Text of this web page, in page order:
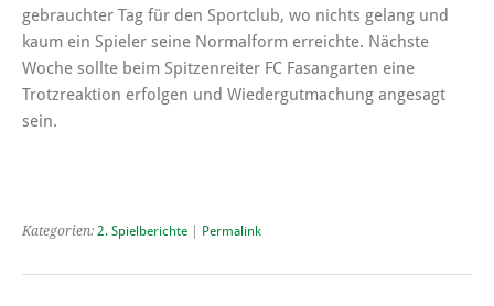
gebrauchter Tag für den Sportclub, wo nichts gelang und
kaum ein Spieler seine Normalform erreichte. Nächste
Woche sollte beim Spitzenreiter FC Fasangarten eine
Trotzreaktion erfolgen und Wiedergutmachung angesagt
sein.
Kategorien: 2. Spielberichte Permalink